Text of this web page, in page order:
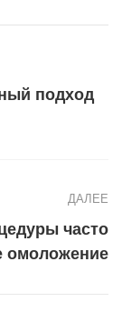
подход
ДАЛЕЕ
часто
омоложение